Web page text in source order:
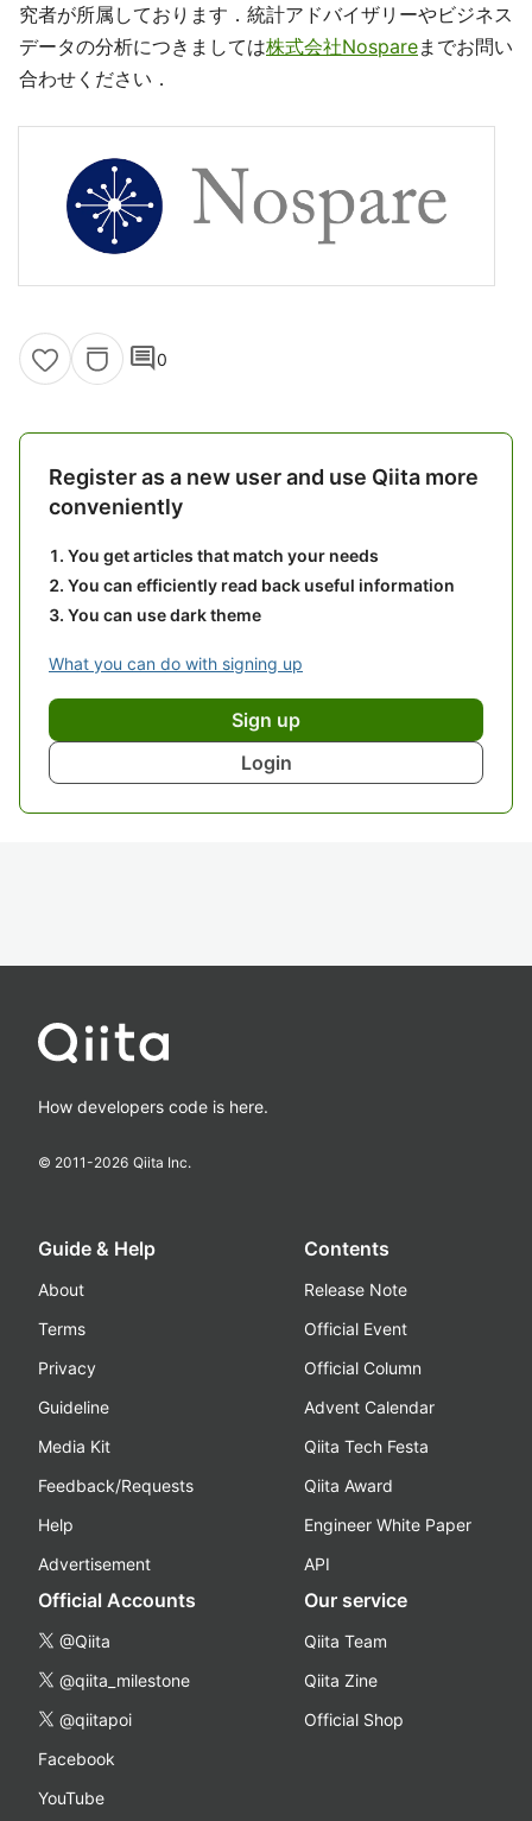
究者が所属しております．統計アドバイザリーやビジネス
データの分析につきましては株式会社Nospareまでお問い
合わせください．
comment0
Register as a new user and use Qiita more
conveniently
You get articles that match your needs
You can efficiently read back useful information
You can use dark theme
What you can do with signing up
Sign up
Login
How developers code is here.
© 2011-2026 Qiita Inc.
Guide & Help
About
Terms
Privacy
Guideline
Media Kit
Feedback/Requests
Help
Advertisement
Contents
Release Note
Official Event
Official Column
Advent Calendar
Qiita Tech Festa
Qiita Award
Engineer White Paper
API
Official Accounts
@Qiita
@qiita_milestone
@qiitapoi
Facebook
YouTube
Our service
Qiita Team
Qiita Zine
Official Shop